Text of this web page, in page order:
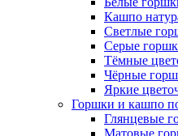
Кашпо
Светлые
Серые
Тёмные
Чёрные
Яркие
Горшки и кашпо
Глянцевые
Матовые